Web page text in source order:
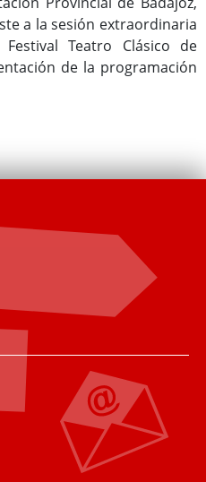
a la sesión extraordinaria
Teatro Clásico de
de la programación